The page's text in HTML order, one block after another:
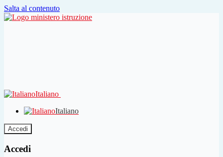
Salta al contenuto
Italiano
Italiano
Accedi
Accedi